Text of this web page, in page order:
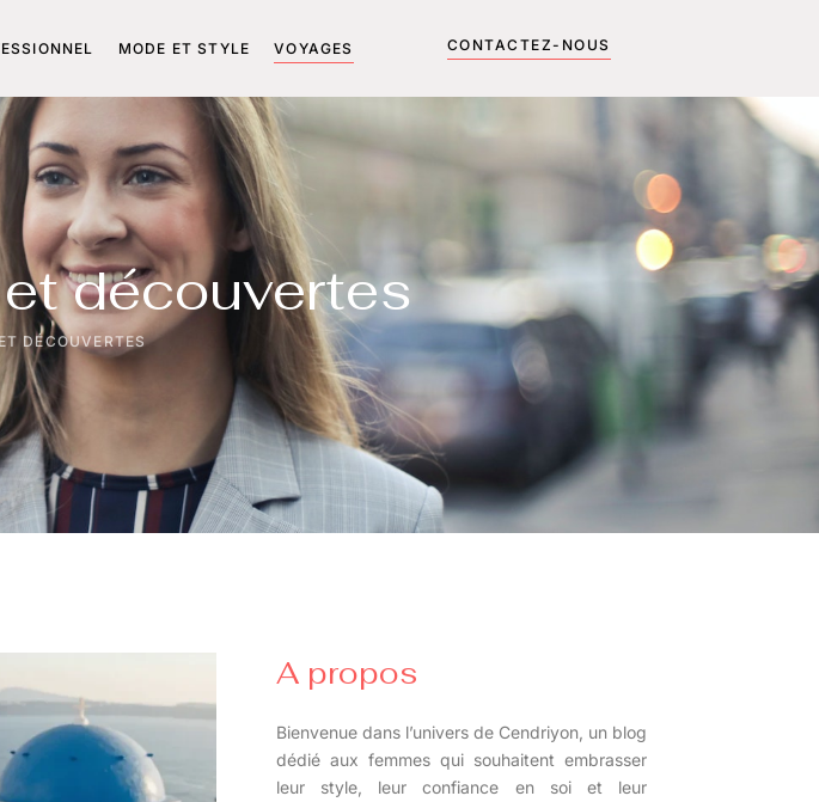
MODE ET STYLE VOYAGES CONTACTEZ-NOUS
découvertes
DÉCOUVERTES
A propos
Bienvenue dans l’univers de Cendriyon, un blog
dédié aux femmes qui souhaitent embrasser
leur style, leur confiance en soi et leur